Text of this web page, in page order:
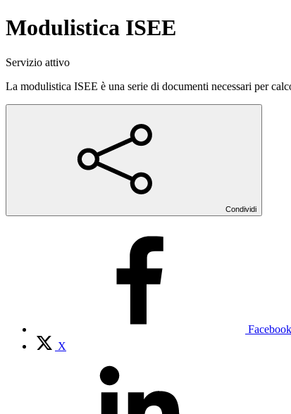
Modulistica ISEE
Servizio attivo
La modulistica ISEE è una serie di documenti necessari per
Condividi
Facebook
X